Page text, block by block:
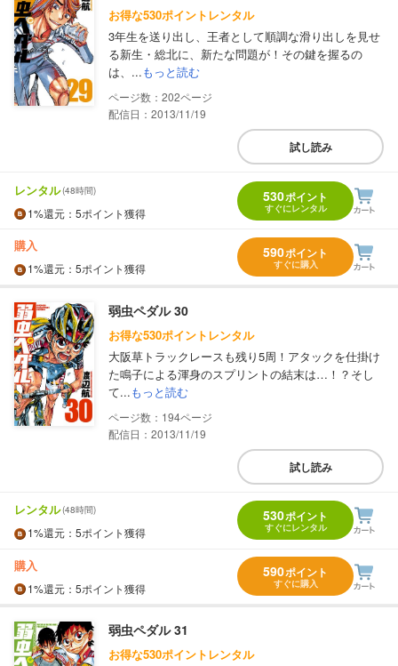
お得な530ポイントレンタル
3年生を送り出し、王者として順調な滑り出しを見せ
る新生・総北に、新たな問題が！その鍵を握るの
は、...もっと読む
202
配信日：2013/11/19
試し読み
レンタル(48時間)
1%還元 ：5ポイント獲得
530ポイント
すぐにレンタル
購入
1%還元 ：5ポイント獲得
590ポイント
すぐに購入
弱虫ペダル 30
お得な530ポイントレンタル
大阪草トラックレースも残り5周！アタックを仕掛け
た鳴子による渾身のスプリントの結末は…！？そし
て...もっと読む
194
配信日：2013/11/19
試し読み
レンタル(48時間)
1%還元 ：5ポイント獲得
530ポイント
すぐにレンタル
購入
1%還元 ：5ポイント獲得
590ポイント
すぐに購入
弱虫ペダル 31
お得な530ポイントレンタル